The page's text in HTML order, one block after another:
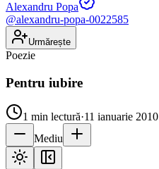
Alexandru Popa
@alexandru-popa-0022585
Urmărește
Poezie
Pentru iubire
1 min lectură·11 ianuarie 2010
Mediu